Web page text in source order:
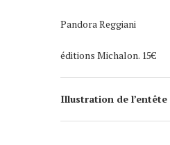
Pandora Reggiani
éditions Michalon. 15€
Illustration de l’entête